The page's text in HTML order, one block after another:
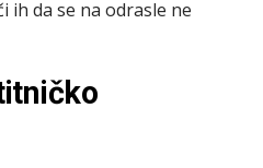
da se na odrasle ne